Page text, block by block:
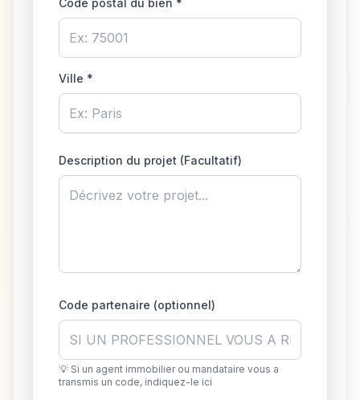
Code postal du bien *
Ville *
Description du projet (Facultatif)
Code partenaire (optionnel)
💡 Si un agent immobilier ou mandataire vous a
transmis un code, indiquez-le ici